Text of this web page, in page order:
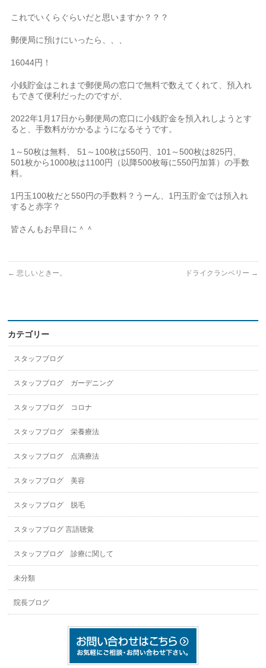
これでいくらぐらいだと思いますか？？？
郵便局に預けにいったら、、、
16044円！
小銭貯金はこれまで郵便局の窓口で無料で数えてくれて、預入れ
もできて便利だったのですが、
2022年1月17日から郵便局の窓口に小銭貯金を預入れしようとす
ると、手数料がかかるようになるそうです。
1～50枚は無料、 51～100枚は550円、101～500枚は825円、
501枚から1000枚は1100円（以降500枚毎に550円加算）の手数
料。
1円玉100枚だと550円の手数料？うーん、1円玉貯金では預入れ
すると赤字？
皆さんもお早目に＾＾
← 悲しいときー。 ドライクランベリー →
カテゴリー
スタッフブログ
スタッフブログ ガーデニング
スタッフブログ コロナ
スタッフブログ 栄養療法
スタッフブログ 点滴療法
スタッフブログ 美容
スタッフブログ 脱毛
スタッフブログ 言語聴覚
スタッフブログ 診療に関して
未分類
院長ブログ